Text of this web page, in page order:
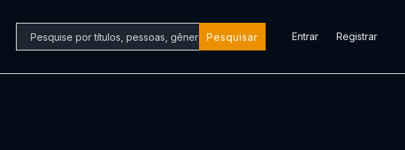
Pesquisar Entrar Registrar